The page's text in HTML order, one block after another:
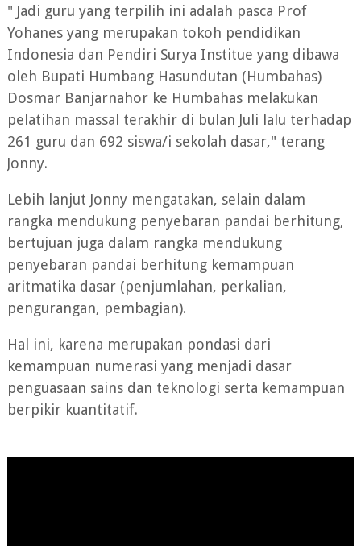
" Jadi guru yang terpilih ini adalah pasca Prof
Yohanes yang merupakan tokoh pendidikan
Indonesia dan Pendiri Surya Institue yang dibawa
oleh Bupati Humbang Hasundutan (Humbahas)
Dosmar Banjarnahor ke Humbahas melakukan
pelatihan massal terakhir di bulan Juli lalu terhadap
261 guru dan 692 siswa/i sekolah dasar," terang
Jonny.
Lebih lanjut Jonny mengatakan, selain dalam
rangka mendukung penyebaran pandai berhitung,
bertujuan juga dalam rangka mendukung
penyebaran pandai berhitung kemampuan
aritmatika dasar (penjumlahan, perkalian,
pengurangan, pembagian).
Hal ini, karena merupakan pondasi dari
kemampuan numerasi yang menjadi dasar
penguasaan sains dan teknologi serta kemampuan
berpikir kuantitatif.